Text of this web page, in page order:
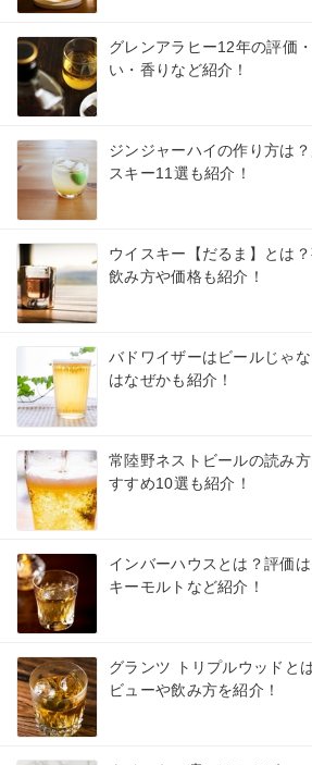
グレンアラヒー12年の評価
い・香りなど紹介！
ジンジャーハイの作り方は
スキー11選も紹介！
ウイスキー【だるま】とは
飲み方や価格も紹介！
バドワイザーはビールじゃ
はなぜかも紹介！
常陸野ネストビールの読み
すすめ10選も紹介！
インバーハウスとは？評価
キーモルトなど紹介！
グランツ トリプルウッドと
ビューや飲み方を紹介！